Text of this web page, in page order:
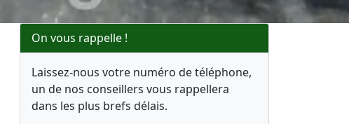
On vous rappelle !
Laissez-nous votre numéro de téléphone,
un de nos conseillers vous rappellera
dans les plus brefs délais.